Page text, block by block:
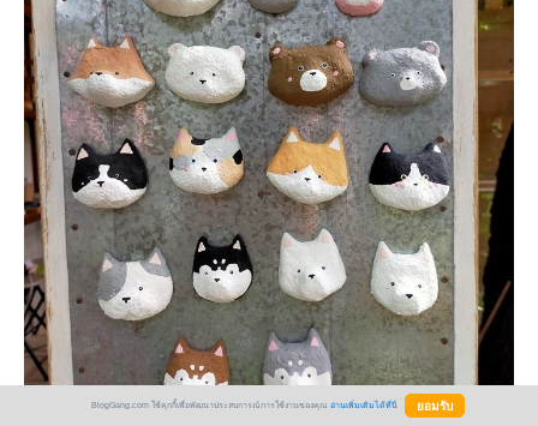
BlogGang.com ใช้คุกกี้เพื่อพัฒนาประสบการณ์การใช้งานของคุณ อ่านเพิ่มเติมได้ที่นี่